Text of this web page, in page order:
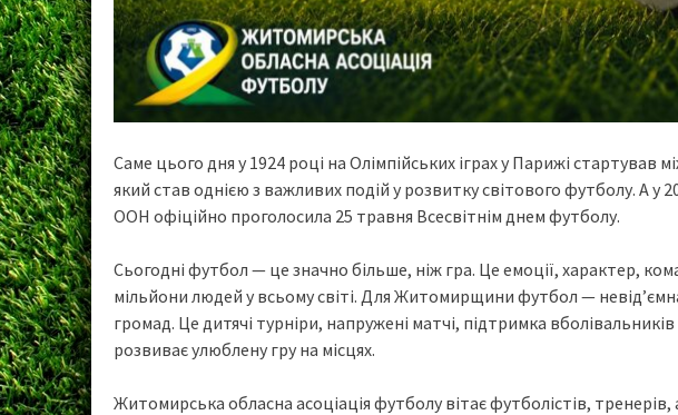
Саме цього дня у 1924 році на Олімпійських іграх у Парижі стартував
який став однією з важливих подій у розвитку світового футболу. А у
ООН офіційно проголосила 25 травня Всесвітнім днем футболу.
Сьогодні футбол — це значно більше, ніж гра. Це емоції, характер,
мільйони людей у всьому світі. Для Житомирщини футбол —
громад. Це дитячі турніри, напружені матчі, підтримка
розвиває улюблену гру на місцях.
Житомирська обласна асоціація футболу вітає футболістів,